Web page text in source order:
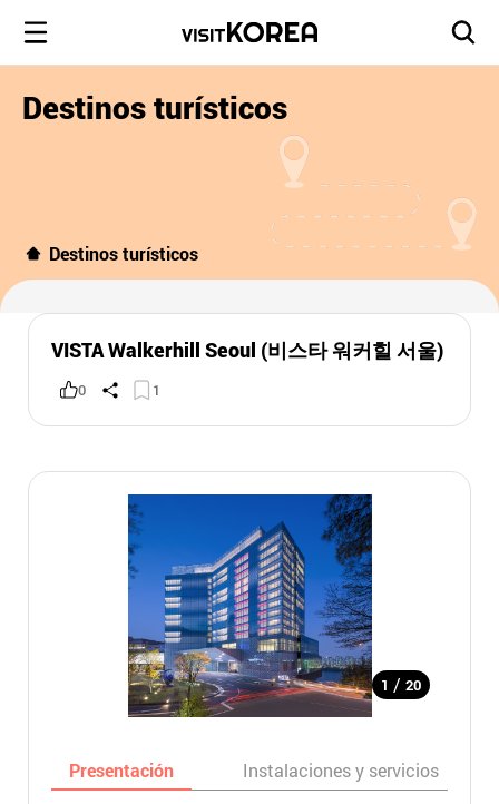
Destinos turísticos
Destinos turísticos
VISTA Walkerhill Seoul (비스타 워커힐 서울)
0 1
1 / 20
Presentación Instalaciones y servicios